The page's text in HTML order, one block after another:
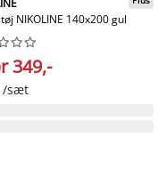
NIKOLINE 140x200 gul



349,-
/sæt